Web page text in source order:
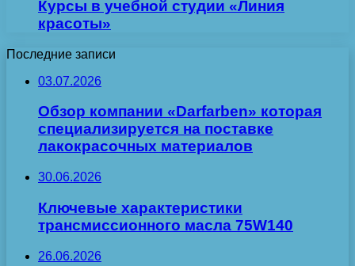
Курсы в учебной студии «Линия
красоты»
Последние записи
03.07.2026
Обзор компании «Darfarben» которая
специализируется на поставке
лакокрасочных материалов
30.06.2026
Ключевые характеристики
трансмиссионного масла 75W140
26.06.2026